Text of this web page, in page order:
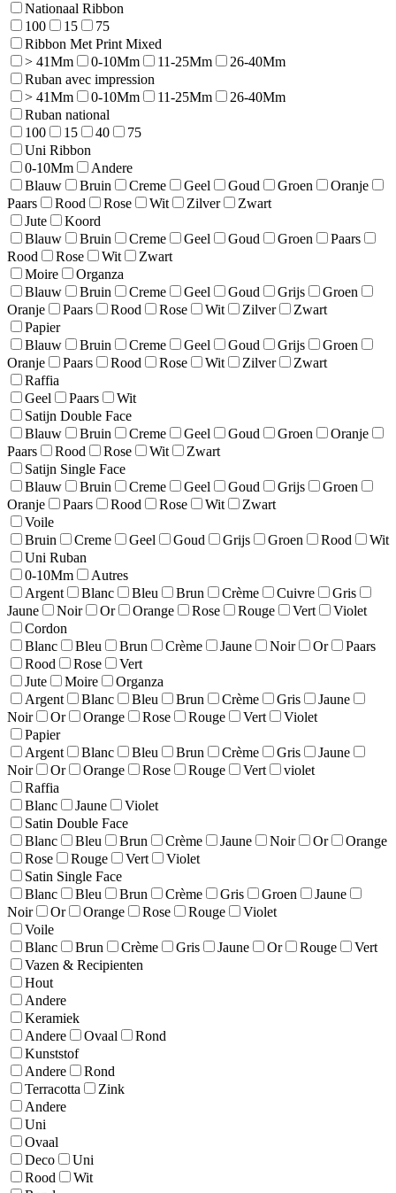
Nationaal Ribbon
100
15
75
Ribbon Met Print Mixed
> 41Mm
0-10Mm 11-25Mm
26-40Mm
Ruban avec impression
> 41Mm
0-10Mm 11-25Mm
26-40Mm
Ruban national
100
15 40
75
Uni Ribbon
0-10Mm
Andere
Blauw
Bruin Creme Geel Goud Groen
Oranje
Paars
Rood Rose Wit Zilver
Zwart
Jute
Koord
Blauw
Bruin Creme Geel Goud Groen
Paars
Rood
Rose Wit
Zwart
Moire
Organza
Blauw
Bruin Creme Geel Goud Grijs
Groen
Oranje
Paars Rood Rose Wit Zilver
Zwart
Papier
Blauw
Bruin Creme Geel Goud Grijs
Groen
Oranje
Paars Rood Rose Wit Zilver
Zwart
Raffia
Geel
Paars
Wit
Satijn Double Face
Blauw
Bruin Creme Geel Goud Groen
Oranje
Paars
Rood Rose Wit
Zwart
Satijn Single Face
Blauw
Bruin Creme Geel Goud Grijs
Groen
Oranje
Paars Rood Rose Wit
Zwart
Voile
Bruin
Creme Geel Goud Grijs Groen Rood
Wit
Uni Ruban
0-10Mm
Autres
Argent
Blanc Bleu Brun Crème Cuivre
Gris
Jaune
Noir Or Orange Rose Rouge Vert
Violet
Cordon
Blanc
Bleu Brun Crème Jaune Noir Or
Paars
Rood
Rose
Vert
Jute
Moire
Organza
Argent
Blanc Bleu Brun Crème Gris
Jaune
Noir
Or Orange Rose Rouge Vert
Violet
Papier
Argent
Blanc Bleu Brun Crème Gris
Jaune
Noir
Or Orange Rose Rouge Vert
violet
Raffia
Blanc
Jaune
Violet
Satin Double Face
Blanc
Bleu Brun Crème Jaune Noir Or
Orange
Rose
Rouge Vert
Violet
Satin Single Face
Blanc
Bleu Brun Crème Gris Groen
Jaune
Noir
Or Orange Rose Rouge
Violet
Voile
Blanc
Brun Crème Gris Jaune Or Rouge
Vert
Vazen & Recipienten
Hout
Andere
Keramiek
Andere
Ovaal
Rond
Kunststof
Andere
Rond
Terracotta
Zink
Andere
Uni
Ovaal
Deco
Uni
Rood
Wit